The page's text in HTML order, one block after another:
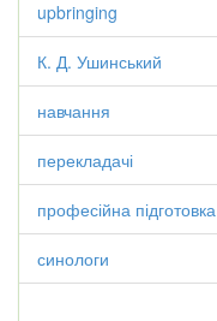
upbringing
К. Д. Ушинський
навчання
перекладачі
професійна підготовка
синологи